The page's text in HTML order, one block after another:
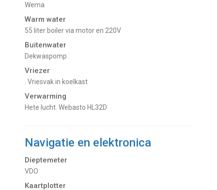
Wema
Warm water
55 liter boiler via motor en 220V
Buitenwater
dekwaspomp
Vriezer
. Vriesvak in koelkast
Verwarming
hete lucht. Webasto HL32D
Navigatie en elektronica
Dieptemeter
VDO
Kaartplotter